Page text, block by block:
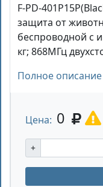
F-PD-
защита от
беспроводной с
кг; 868МГц
Полное описание
Цена: 0
+